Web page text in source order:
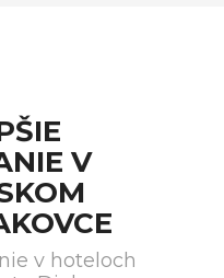
V
v hoteloch